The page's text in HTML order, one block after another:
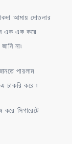
আমায় দোতলার
এক এক করে
না৷
পারলাম
চাকরি করে ৷
সিগারেটে